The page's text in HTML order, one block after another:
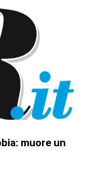
muore un